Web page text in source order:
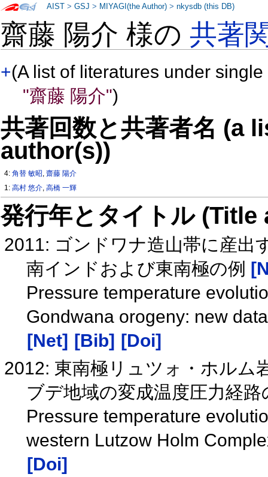
齋藤 陽介 様の共著
+(A list of literatures under
"齋藤 陽介")
共著回数と共著者名 (a
author(s))
4:角替 敏昭,齋藤 陽介
1:高村 悠介,高橋 一輝
発行年とタイトル
2011: ゴンドワナ造山帯に産出
南インドおよび東南極の例
Pressure temperature
Gondwana orogeny: new
[Net] [Bib] [Doi]
2012: 東南極リュツォ・ホルム
ブデ地域の変成温度圧力経
Pressure temperature
western Lutzow Holm
[Doi]
AIST >GSJ > MIYAGI(the Author) >nkysdb (this DB)